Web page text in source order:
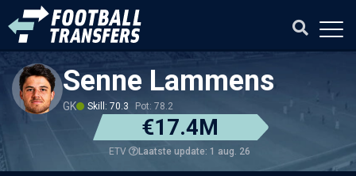
Senne Lammens
GK Skill: 70.3 Pot: 78.2
€17.4M
ETV Laatste update: 1 aug. 26